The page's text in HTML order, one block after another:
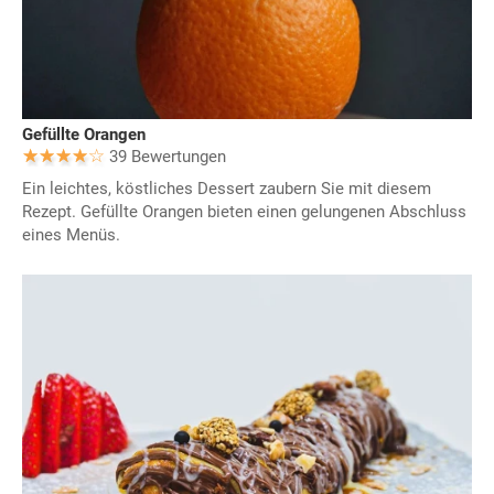
Gefüllte Orangen
39 Bewertungen
Ein leichtes, köstliches Dessert zaubern Sie mit diesem
Rezept. Gefüllte Orangen bieten einen gelungenen Abschluss
eines Menüs.